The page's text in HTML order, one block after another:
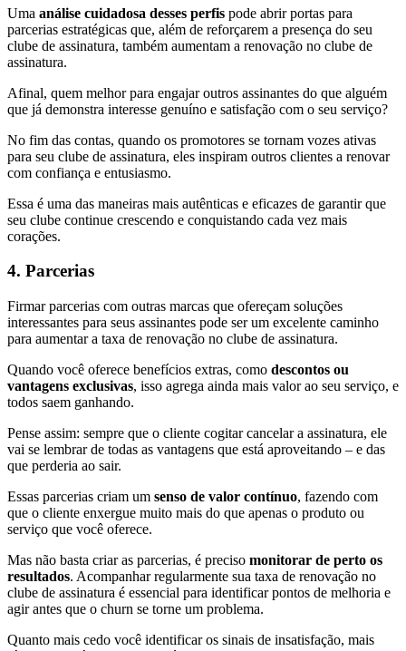
Uma análise cuidadosa desses perfis pode abrir portas para
parcerias estratégicas que, além de reforçarem a presença do seu
clube de assinatura, também aumentam a renovação no clube de
assinatura.
Afinal, quem melhor para engajar outros assinantes do que alguém
que já demonstra interesse genuíno e satisfação com o seu serviço?
No fim das contas, quando os promotores se tornam vozes ativas
para seu clube de assinatura, eles inspiram outros clientes a renovar
com confiança e entusiasmo.
Essa é uma das maneiras mais autênticas e eficazes de garantir que
seu clube continue crescendo e conquistando cada vez mais
corações.
4. Parcerias
Firmar parcerias com outras marcas que ofereçam soluções
interessantes para seus assinantes pode ser um excelente caminho
para aumentar a taxa de renovação no clube de assinatura.
Quando você oferece benefícios extras, como descontos ou
vantagens exclusivas, isso agrega ainda mais valor ao seu serviço, e
todos saem ganhando.
Pense assim: sempre que o cliente cogitar cancelar a assinatura, ele
vai se lembrar de todas as vantagens que está aproveitando – e das
que perderia ao sair.
Essas parcerias criam um senso de valor contínuo, fazendo com
que o cliente enxergue muito mais do que apenas o produto ou
serviço que você oferece.
Mas não basta criar as parcerias, é preciso monitorar de perto os
resultados. Acompanhar regularmente sua taxa de renovação no
clube de assinatura é essencial para identificar pontos de melhoria e
agir antes que o churn se torne um problema.
Quanto mais cedo você identificar os sinais de insatisfação, mais